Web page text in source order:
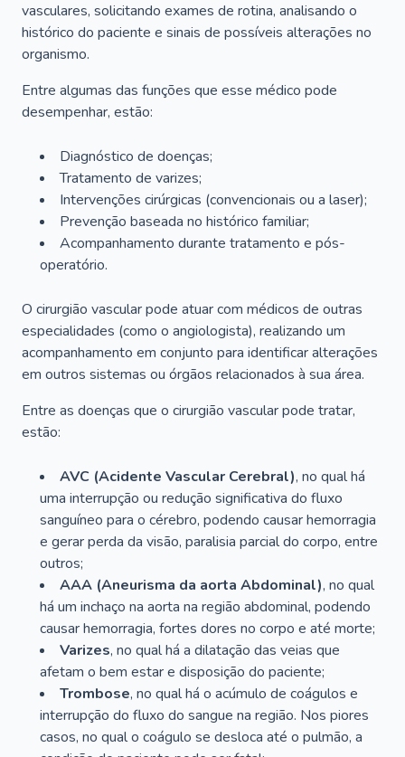
vasculares, solicitando exames de rotina, analisando o
histórico do paciente e sinais de possíveis alterações no
organismo.
Entre algumas das funções que esse médico pode
desempenhar, estão:
Diagnóstico de doenças;
Tratamento de varizes;
Intervenções cirúrgicas (convencionais ou a laser);
Prevenção baseada no histórico familiar;
Acompanhamento durante tratamento e pós-
operatório.
O cirurgião vascular pode atuar com médicos de outras
especialidades (como o angiologista), realizando um
acompanhamento em conjunto para identificar alterações
em outros sistemas ou órgãos relacionados à sua área.
Entre as doenças que o cirurgião vascular pode tratar,
estão:
AVC (Acidente Vascular Cerebral), no qual há
uma interrupção ou redução significativa do fluxo
sanguíneo para o cérebro, podendo causar hemorragia
e gerar perda da visão, paralisia parcial do corpo, entre
outros;
AAA (Aneurisma da aorta Abdominal), no qual
há um inchaço na aorta na região abdominal, podendo
causar hemorragia, fortes dores no corpo e até morte;
Varizes, no qual há a dilatação das veias que
afetam o bem estar e disposição do paciente;
Trombose, no qual há o acúmulo de coágulos e
interrupção do fluxo do sangue na região. Nos piores
casos, no qual o coágulo se desloca até o pulmão, a